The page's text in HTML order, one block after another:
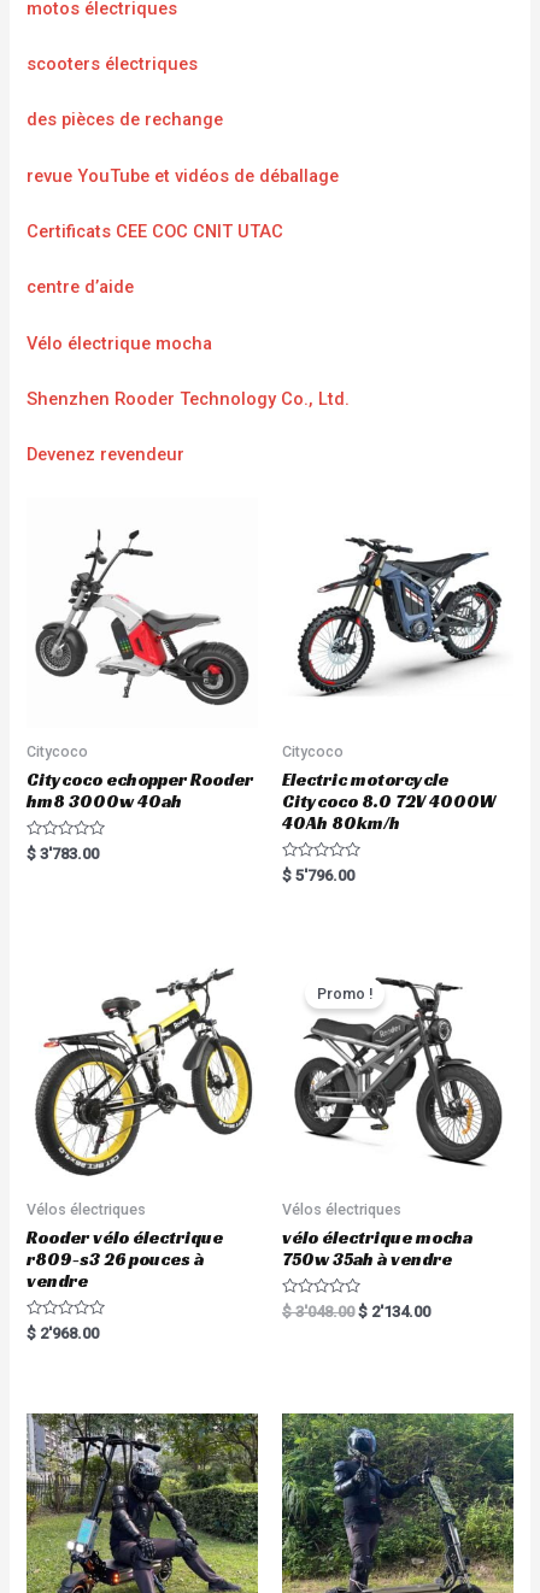
motos électriques
scooters électriques
des pièces de rechange
revue YouTube et vidéos de déballage
Certificats CEE COC CNIT UTAC
centre d’aide
Vélo électrique mocha
Shenzhen Rooder Technology Co., Ltd.
Devenez revendeur
Citycoco
Citycoco echopper Rooder
hm8 3000w 40ah
R
a
$ 3'783.00
Citycoco
Electric motorcycle
Citycoco 8.0 72V 4000W
40Ah 80km/h
R
a
$ 5'796.00
Vélos électriques
Rooder vélo électrique
r809-s3 26 pouces à
vendre
R
a
o
u
t
o
f
5
$ 2'968.00
Promo !
Vélos électriques
vélo électrique mocha
750w 35ah à vendre
R
a
t
o
f
5
$3'048.00 $ 2'134.00